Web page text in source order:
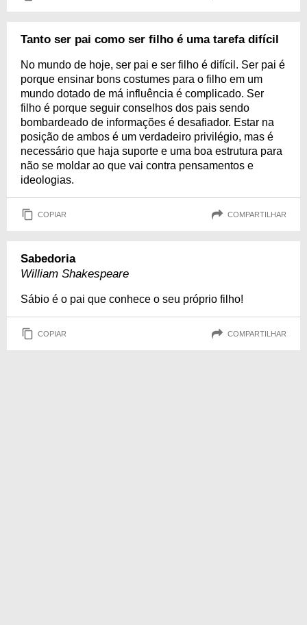
Tanto ser pai como ser filho é uma tarefa difícil
No mundo de hoje, ser pai e ser filho é difícil. Ser pai é
porque ensinar bons costumes para o filho em um
mundo dotado de má influência é complicado. Ser
filho é porque seguir conselhos dos pais sendo
bombardeado de informações é desafiador. Estar na
posição de ambos é um verdadeiro privilégio, mas é
necessário que haja suporte e uma boa estrutura para
não se moldar ao que vai contra pensamentos e
ideologias.
COPIAR COMPARTILHAR
Sabedoria
William Shakespeare
Sábio é o pai que conhece o seu próprio filho!
COPIAR COMPARTILHAR